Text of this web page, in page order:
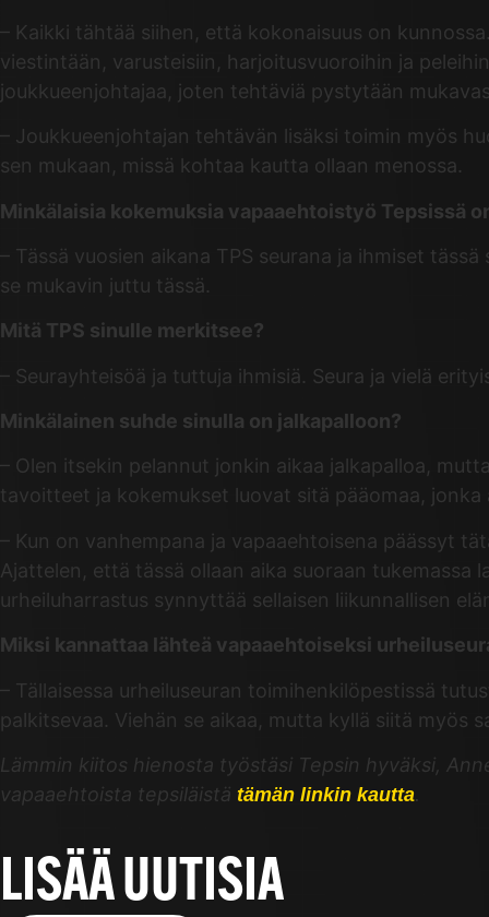
– Kaikki tähtää siihen, että kokonaisuus on
viestintään, varusteisiin, harjoitusvuoroihin ja
joukkueenjohtajaa, joten tehtäviä pystytään
– Joukkueenjohtajan tehtävän lisäksi toimin myös
sen mukaan, missä kohtaa kautta ollaan menossa.
Minkälaisia kokemuksia vapaaehtoistyö Tepsissä
– Tässä vuosien aikana TPS seurana ja ihmiset
se mukavin juttu tässä.
Mitä TPS sinulle merkitsee?
– Seurayhteisöä ja tuttuja ihmisiä. Seura ja vielä
Minkälainen suhde sinulla on jalkapalloon?
– Olen itsekin pelannut jonkin aikaa jalkapalloa,
tavoitteet ja kokemukset luovat sitä pääomaa,
– Kun on vanhempana ja vapaaehtoisena päässyt
Ajattelen, että tässä ollaan aika suoraan
urheiluharrastus synnyttää sellaisen liikunnallisen
Miksi kannattaa lähteä vapaaehtoiseksi
– Tällaisessa urheiluseuran toimihenkilöpestissä
palkitsevaa. Viehän se aikaa, mutta kyllä siitä myös
Lämmin kiitos hienosta työstäsi Tepsin hyväksi,
vapaaehtoista tepsiläistä tämän linkin kautta.
LISÄÄ UUTISIA